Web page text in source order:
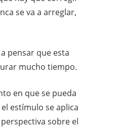
se va a arreglar,
pensar que esta
mucho tiempo.
en que se pueda
estímulo se aplica
sobre el